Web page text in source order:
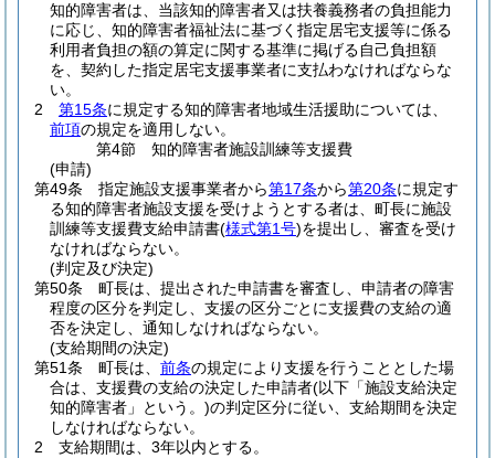
知的障害者は、当該知的障害者又は扶養義務者の負担能力
に応じ、知的障害者福祉法に基づく指定居宅支援等に係る
利用者負担の額の算定に関する基準に掲げる自己負担額
を、契約した指定居宅支援事業者に支払わなければならな
い。
2
第15条に規定する知的障害者地域生活援助については、
前項の規定を適用しない。
第4節
知的障害者施設訓練等支援費
(申請)
第49条
指定施設支援事業者から第17条から第20条に規定す
る知的障害者施設支援を受けようとする者は、町長に施設
訓練等支援費支給申請書(様式第1号)を提出し、審査を受け
なければならない。
(判定及び決定)
第50条
町長は、提出された申請書を審査し、申請者の障害
程度の区分を判定し、支援の区分ごとに支援費の支給の適
否を決定し、通知しなければならない。
(支給期間の決定)
第51条
町長は、 前条の規定により支援を行うこととした場
合は、支援費の支給の決定した申請者(以下「施設支給決定
知的障害者」という。)の判定区分に従い、支給期間を決定
しなければならない。
2
支給期間は、3年以内とする。